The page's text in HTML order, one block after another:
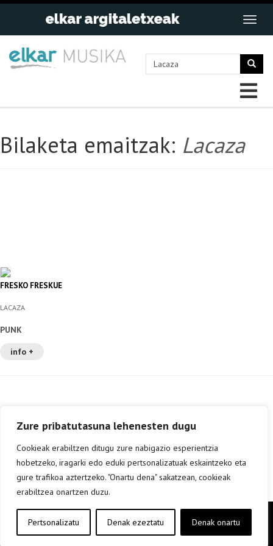
Zure pribatutasuna lehenesten dugu
Cookieak erabiltzen ditugu zure nabigazio esperientzia
hobetzeko, iragarki edo eduki pertsonalizatuak eskaintzeko eta
gure trafikoa aztertzeko. "Onartu dena" sakatzean, cookieak
erabiltzea onartzen duzu.
Pertsonalizatu Denak ezeztatu Denak onartu
Bilaketa emaitzak: Lacaza
FRESKO FRESKUE
LACAZA
PUNK
info +
Copyright © elkar Argitaletxeak 2019
Lege oharra
Cookie politika